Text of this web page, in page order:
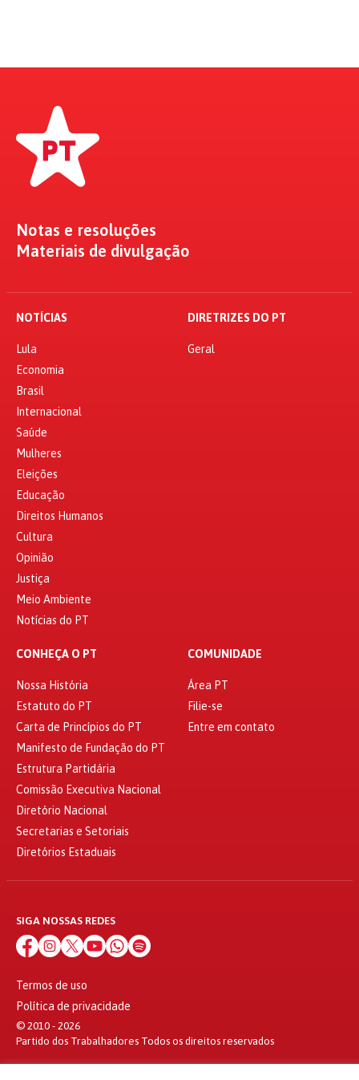
Notas e resoluções
Materiais de divulgação
NOTÍCIAS
Lula
Economia
Brasil
Internacional
Saúde
Mulheres
Eleições
Educação
Direitos Humanos
Cultura
Opinião
Justiça
Meio Ambiente
Notícias do PT
DIRETRIZES DO PT
Geral
CONHEÇA O PT
Nossa História
Estatuto do PT
Carta de Princípios do PT
Manifesto de Fundação do PT
Estrutura Partidária
Comissão Executiva Nacional
Diretório Nacional
Secretarias e Setoriais
Diretórios Estaduais
COMUNIDADE
Área PT
Filie-se
Entre em contato
SIGA NOSSAS REDES
Termos de uso
Política de privacidade
© 2010 - 2026
Partido dos Trabalhadores Todos os direitos reservados